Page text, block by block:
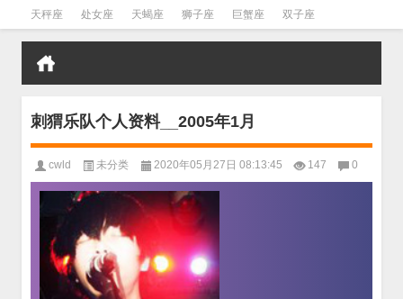
天秤座 处女座 天蝎座 狮子座 巨蟹座 双子座
金牛座 双鱼座 水瓶座
刺猬乐队个人资料__2005年1月
cwld 未分类 2020年05月27日 08:13:45 147 0